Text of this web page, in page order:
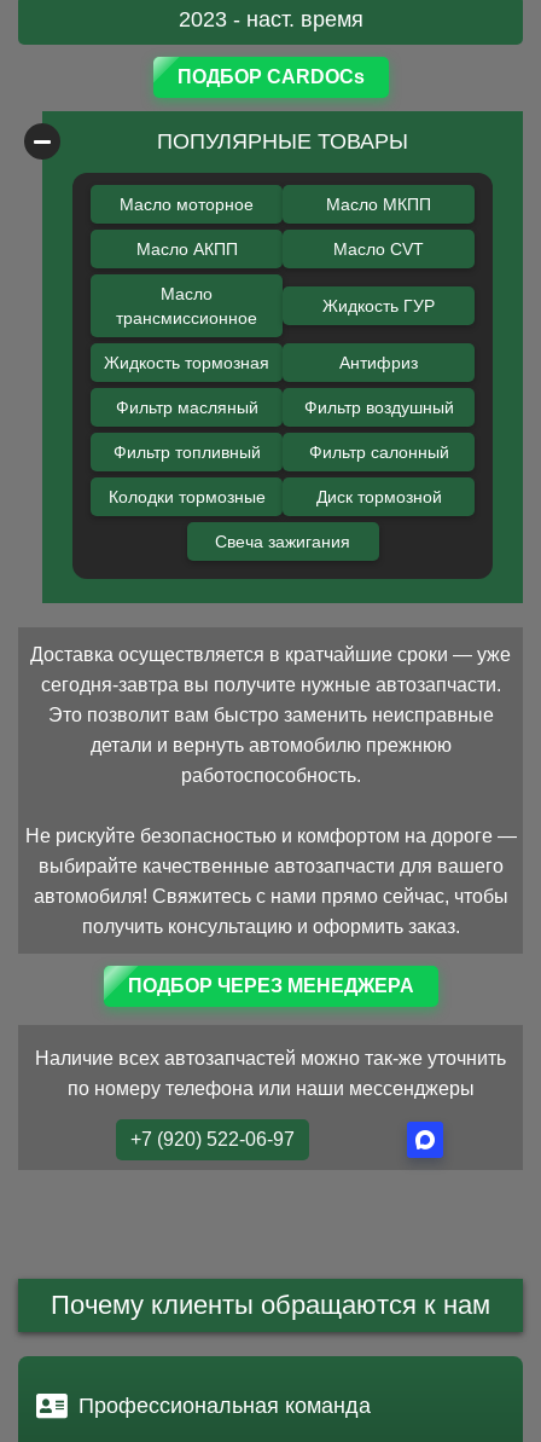
2023 - наст. время
ПОДБОР CARDOCs
ПОПУЛЯРНЫЕ ТОВАРЫ
Масло моторное Масло МКПП
Масло АКПП Масло CVT
Масло
трансмиссионное
Жидкость ГУР
Жидкость тормозная Антифриз
Фильтр масляный Фильтр воздушный
Фильтр топливный Фильтр салонный
Колодки тормозные Диск тормозной
Свеча зажигания
Доставка осуществляется в кратчайшие сроки — уже
сегодня-завтра вы получите нужные автозапчасти.
Это позволит вам быстро заменить неисправные
детали и вернуть автомобилю прежнюю
работоспособность.
Не рискуйте безопасностью и комфортом на дороге —
выбирайте качественные автозапчасти для вашего
автомобиля! Свяжитесь с нами прямо сейчас, чтобы
получить консультацию и оформить заказ.
ПОДБОР ЧЕРЕЗ МЕНЕДЖЕРА
Наличие всех автозапчастей можно так-же уточнить
по номеру телефона или наши мессенджеры
+7 (920) 522-06-97
Почему клиенты обращаются к нам
Профессиональная команда